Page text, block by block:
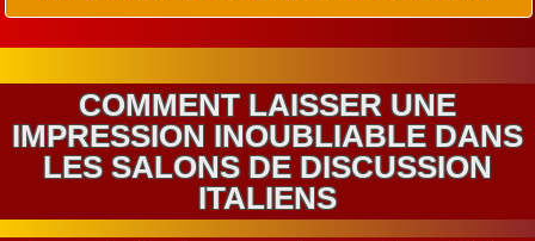
COMMENT LAISSER UNE
IMPRESSION INOUBLIABLE DANS
LES SALONS DE DISCUSSION
ITALIENS